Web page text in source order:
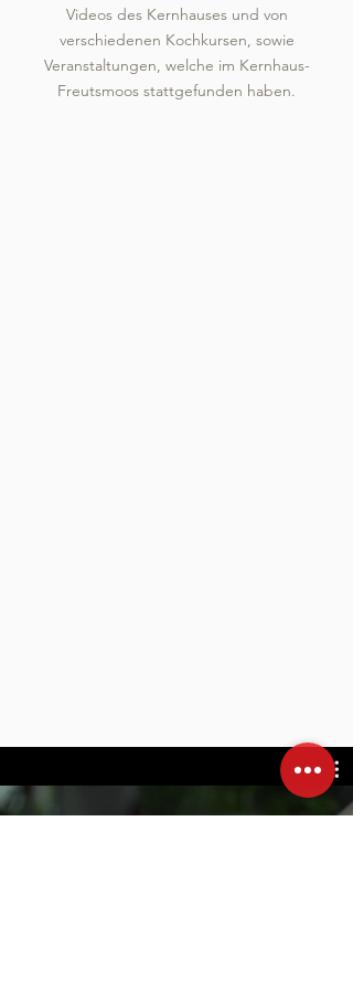
Videos des Kernhauses und von
verschiedenen Kochkursen, sowie
Veranstaltungen, welche im Kernhaus-
Freutsmoos stattgefunden haben.